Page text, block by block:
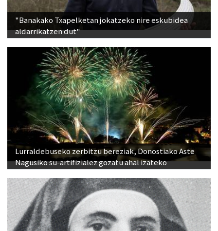
"Banakako Txapelketan jokatzeko nire eskubidea
aldarrikatzen dut"
Lurraldebuseko zerbitzu bereziak, Donostiako Aste
Nagusiko su-artifizialez gozatu ahal izateko